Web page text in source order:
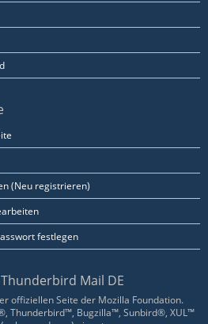
(Neu registrieren)
festlegen
Mail DE
offiziellen Seite der Mozilla Foundation.
Thunderbird™, Bugzilla™, Sunbird®, XUL™